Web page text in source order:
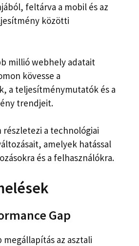
feltárva a mobil és az
közötti
millió webhely adatait
kövesse a
a teljesítménymutatók és a
trendjeit.
részletezi a technológiai
amelyek hatással
és a felhasználókra.
Gap
az asztali